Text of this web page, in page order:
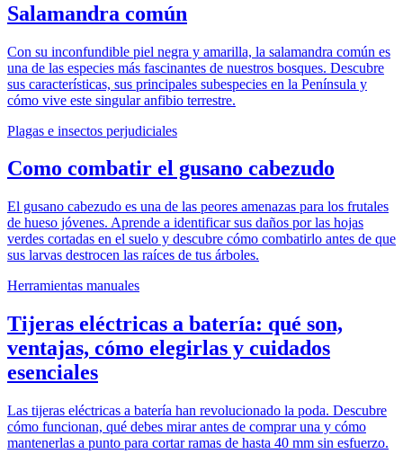
Salamandra común
Con su inconfundible piel negra y amarilla, la salamandra común es
una de las especies más fascinantes de nuestros bosques. Descubre
sus características, sus principales subespecies en la Península y
cómo vive este singular anfibio terrestre.
Plagas e insectos perjudiciales
Como combatir el gusano cabezudo
El gusano cabezudo es una de las peores amenazas para los frutales
de hueso jóvenes. Aprende a identificar sus daños por las hojas
verdes cortadas en el suelo y descubre cómo combatirlo antes de que
sus larvas destrocen las raíces de tus árboles.
Herramientas manuales
Tijeras eléctricas a batería: qué son,
ventajas, cómo elegirlas y cuidados
esenciales
Las tijeras eléctricas a batería han revolucionado la poda. Descubre
cómo funcionan, qué debes mirar antes de comprar una y cómo
mantenerlas a punto para cortar ramas de hasta 40 mm sin esfuerzo.